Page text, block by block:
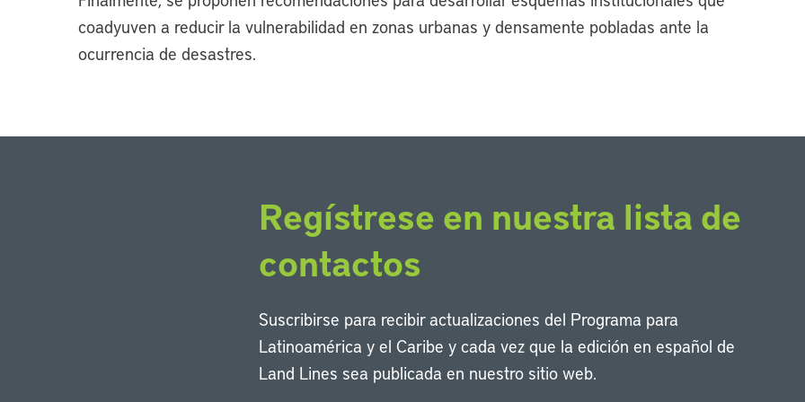
coadyuven a reducir la vulnerabilidad en zonas urbanas y densamente pobladas ante la
ocurrencia de desastres.
Regístrese en nuestra lista de
contactos
Suscribirse para recibir actualizaciones del Programa para
Latinoamérica y el Caribe y cada vez que la edición en español de
Land Lines sea publicada en nuestro sitio web.